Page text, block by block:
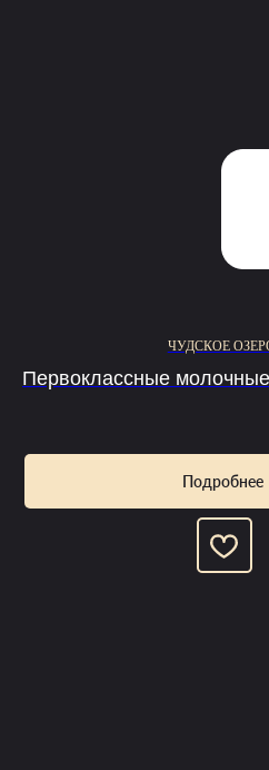
ЧУДСКОЕ
Первоклассные
Подробнее